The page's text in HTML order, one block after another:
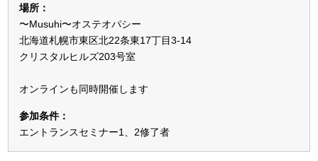
場所：
〜Musuhi〜オステオパシー
北海道札幌市東区北22条東17丁目3-14
クリスタルヒルズ203号室
オンラインも同時開催します
参加条件：
エントランスセミナー1、2修了者